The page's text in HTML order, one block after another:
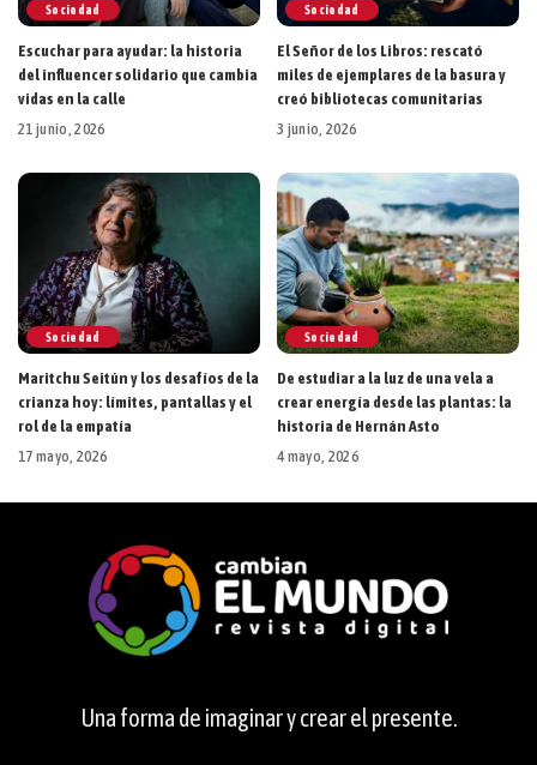
Sociedad
Escuchar para ayudar: la historia
del influencer solidario que cambia
vidas en la calle
21 junio, 2026
Sociedad
El Señor de los Libros: rescató
miles de ejemplares de la basura y
creó bibliotecas comunitarias
3 junio, 2026
Sociedad
Maritchu Seitún y los desafíos de la
crianza hoy: límites, pantallas y el
rol de la empatía
17 mayo, 2026
Sociedad
De estudiar a la luz de una vela a
crear energía desde las plantas: la
historia de Hernán Asto
4 mayo, 2026
Una forma de imaginar y crear el presente.